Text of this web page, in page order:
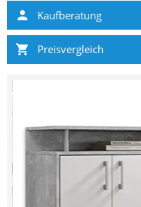
Kaufberatung
Preisvergleich